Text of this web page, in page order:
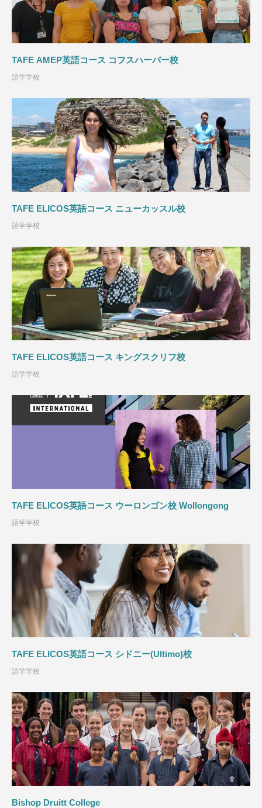
TAFE AMEP英語コース コフスハーバー校
語学学校
TAFE ELICOS英語コース ニューカッスル校
語学学校
TAFE ELICOS英語コース キングスクリフ校
語学学校
TAFE ELICOS英語コース ウーロンゴン校 Wollongong
語学学校
TAFE ELICOS英語コース シドニー(Ultimo)校
語学学校
Bishop Druitt College